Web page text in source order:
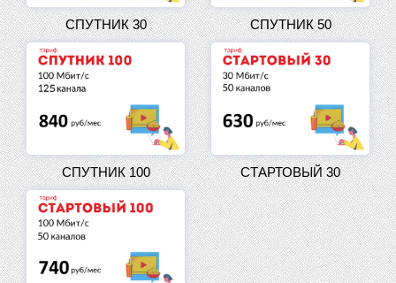
СПУТНИК 30 СПУТНИК 50
СПУТНИК 100 СТАРТОВЫЙ 30